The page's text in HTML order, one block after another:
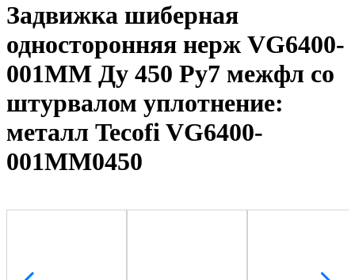
Задвижка шиберная
односторонняя нерж VG6400-
001MM Ду 450 Ру7 межфл со
штурвалом уплотнение:
металл Tecofi VG6400-
001MM0450